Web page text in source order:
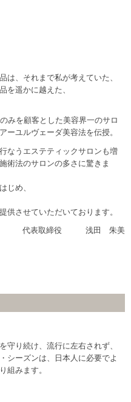
は、それまで私が考えていた、
を遥かに越えた、
みを顧客とした美容界一のサロ
ーユルヴェーダ美容法を伝授。
なうエステティックサロンも増
術法のサロンの多さに驚きま
じめ、
供させていただいております。
代表取締役 浅田 朱美
守り続け、流行に左右されず、
シーズンは、日本人に必要でよ
組みます。